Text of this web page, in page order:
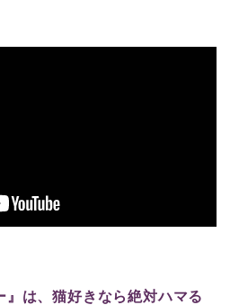
』は、猫好きなら絶対ハマる